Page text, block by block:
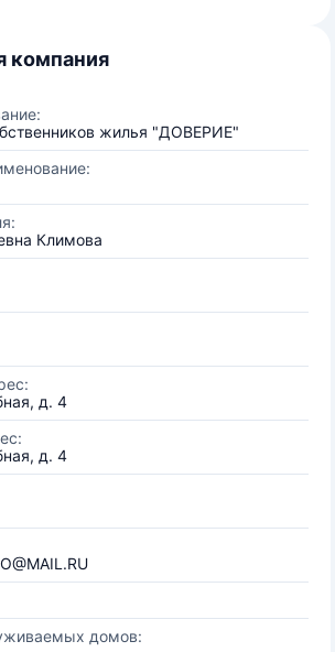
компания
жилья "ДОВЕРИЕ"
Климова
д. 4
д. 4
домов: